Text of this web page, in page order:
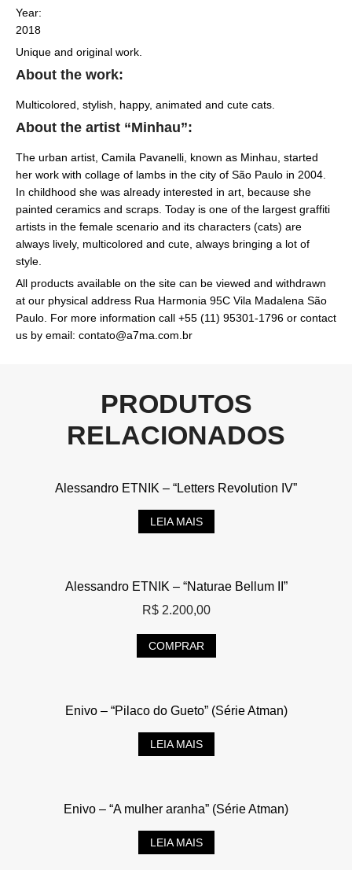
Year:
2018
Unique and original work.
About the work:
Multicolored, stylish, happy, animated and cute cats.
About the artist “Minhau”:
The urban artist, Camila Pavanelli, known as Minhau, started
her work with collage of lambs in the city of São Paulo in 2004.
In childhood she was already interested in art, because she
painted ceramics and scraps. Today is one of the largest graffiti
artists in the female scenario and its characters (cats) are
always lively, multicolored and cute, always bringing a lot of
style.
All products available on the site can be viewed and withdrawn
at our physical address Rua Harmonia 95C Vila Madalena São
Paulo. For more information call +55 (11) 95301-1796 or contact
us by email: contato@a7ma.com.br
PRODUTOS
RELACIONADOS
Alessandro ETNIK – “Letters Revolution IV”
LEIA MAIS
Alessandro ETNIK – “Naturae Bellum II”
R$2.200,00
COMPRAR
Enivo – “Pilaco do Gueto” (Série Atman)
LEIA MAIS
Enivo – “A mulher aranha” (Série Atman)
LEIA MAIS